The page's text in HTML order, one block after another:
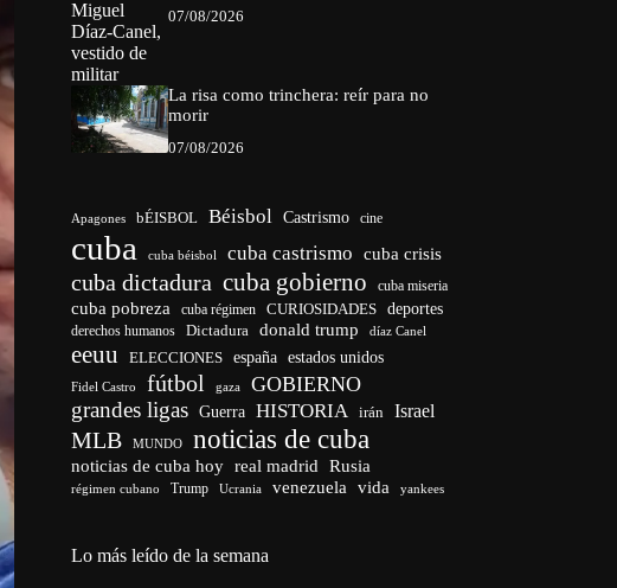
07/08/2026
La risa como trinchera: reír para no
morir
07/08/2026
Apagones bÉISBOL Béisbol Castrismo cine
cuba cuba béisbol cuba castrismo cuba crisis
cuba dictadura cuba gobierno cuba miseria
cuba pobreza cuba régimen CURIOSIDADES deportes
derechos humanos Dictadura donald trump díaz Canel
eeuu ELECCIONES españa estados unidos
Fidel Castro fútbol gaza GOBIERNO
grandes ligas Guerra HISTORIA irán Israel
MLB MUNDO noticias de cuba
noticias de cuba hoy real madrid Rusia
régimen cubano Trump Ucrania venezuela vida yankees
Lo más leído de la semana